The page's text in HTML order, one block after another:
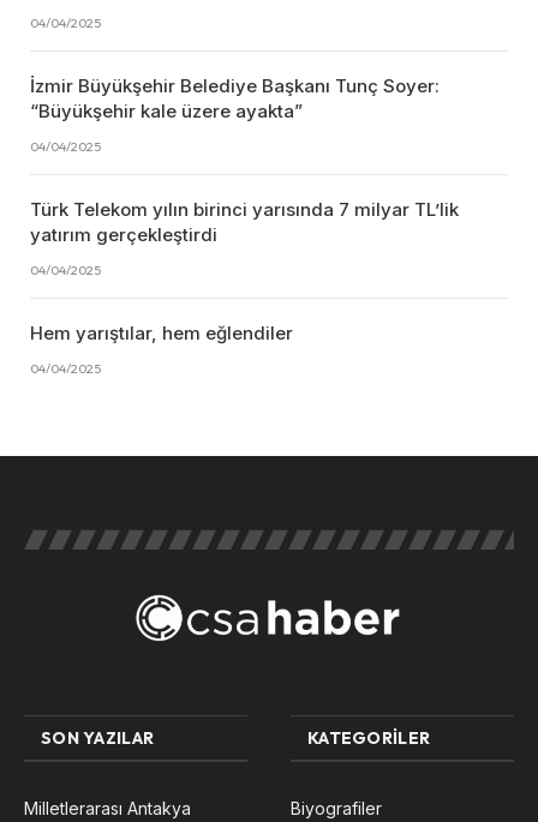
04/04/2025
İzmir Büyükşehir Belediye Başkanı Tunç Soyer:
“Büyükşehir kale üzere ayakta”
04/04/2025
Türk Telekom yılın birinci yarısında 7 milyar TL’lik
yatırım gerçekleştirdi
04/04/2025
Hem yarıştılar, hem eğlendiler
04/04/2025
SON YAZILAR
Milletlerarası Antakya
KATEGORILER
Biyografiler